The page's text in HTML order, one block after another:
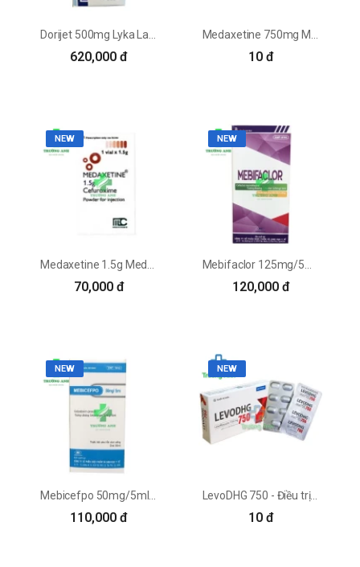
620,000 đ 10 đ
NEW
70,000 đ
NEW
120,000 đ
NEW
110,000 đ
NEW
LevoDHG 750 - Điều trị bệnh nhiễm khuẩn hiệu quả
10 đ